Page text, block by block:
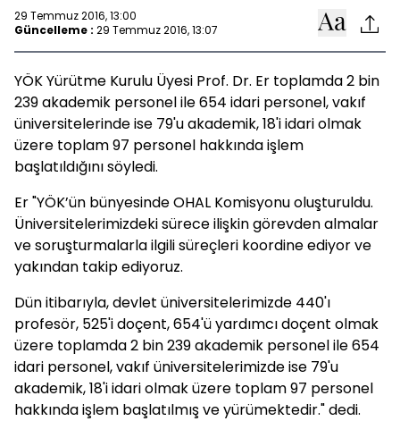
29 Temmuz 2016, 13:00
Güncelleme : 29 Temmuz 2016, 13:07
YÖK Yürütme Kurulu Üyesi Prof. Dr. Er toplamda 2 bin
239 akademik personel ile 654 idari personel, vakıf
üniversitelerinde ise 79'u akademik, 18'i idari olmak
üzere toplam 97 personel hakkında işlem
başlatıldığını söyledi.
Er "YÖK’ün bünyesinde OHAL Komisyonu oluşturuldu.
Üniversitelerimizdeki sürece ilişkin görevden almalar
ve soruşturmalarla ilgili süreçleri koordine ediyor ve
yakından takip ediyoruz.
Dün itibarıyla, devlet üniversitelerimizde 440'ı
profesör, 525'i doçent, 654'ü yardımcı doçent olmak
üzere toplamda 2 bin 239 akademik personel ile 654
idari personel, vakıf üniversitelerimizde ise 79'u
akademik, 18'i idari olmak üzere toplam 97 personel
hakkında işlem başlatılmış ve yürümektedir." dedi.